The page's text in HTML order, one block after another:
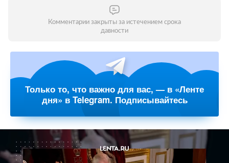
Комментарии закрыты за истечением срока
давности
Только то, что важно для вас, — в «Ленте
дня» в Telegram. Подписывайтесь